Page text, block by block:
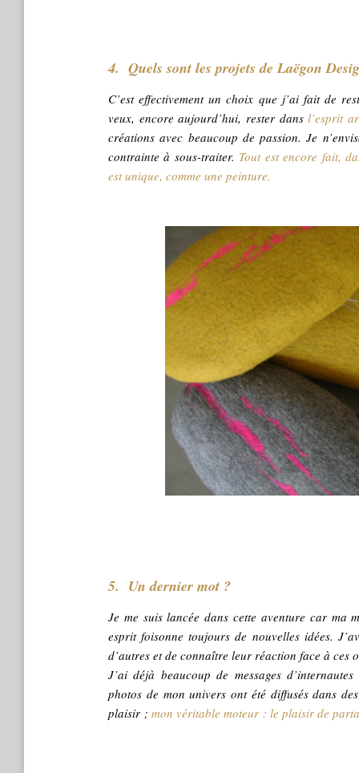
4. Quels sont les projets de Laëgon
C’est effectivement un choix que j’ai fait de
veux, encore aujourd’hui, rester dansl’esprit
créations avec beaucoup de passion. Je
contrainte à sous-traiter. Tout est encore fait,
est unique, comme une peinture.
5. Un dernier mot ?
Je me suis lancée dans cette aventure car ma
esprit foisonne toujours de nouvelles idées.
d’autres et de connaître leur réaction face à ces
J’ai déjà beaucoup de messages
photos de mon univers ont été diffusés dans
plaisir ; mon véritable moteur : le plaisir de